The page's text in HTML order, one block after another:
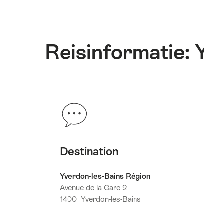
Reisinformatie:
Destination
Yverdon-les-Bains Région
Avenue de la Gare 2
1400 Yverdon-les-Bains